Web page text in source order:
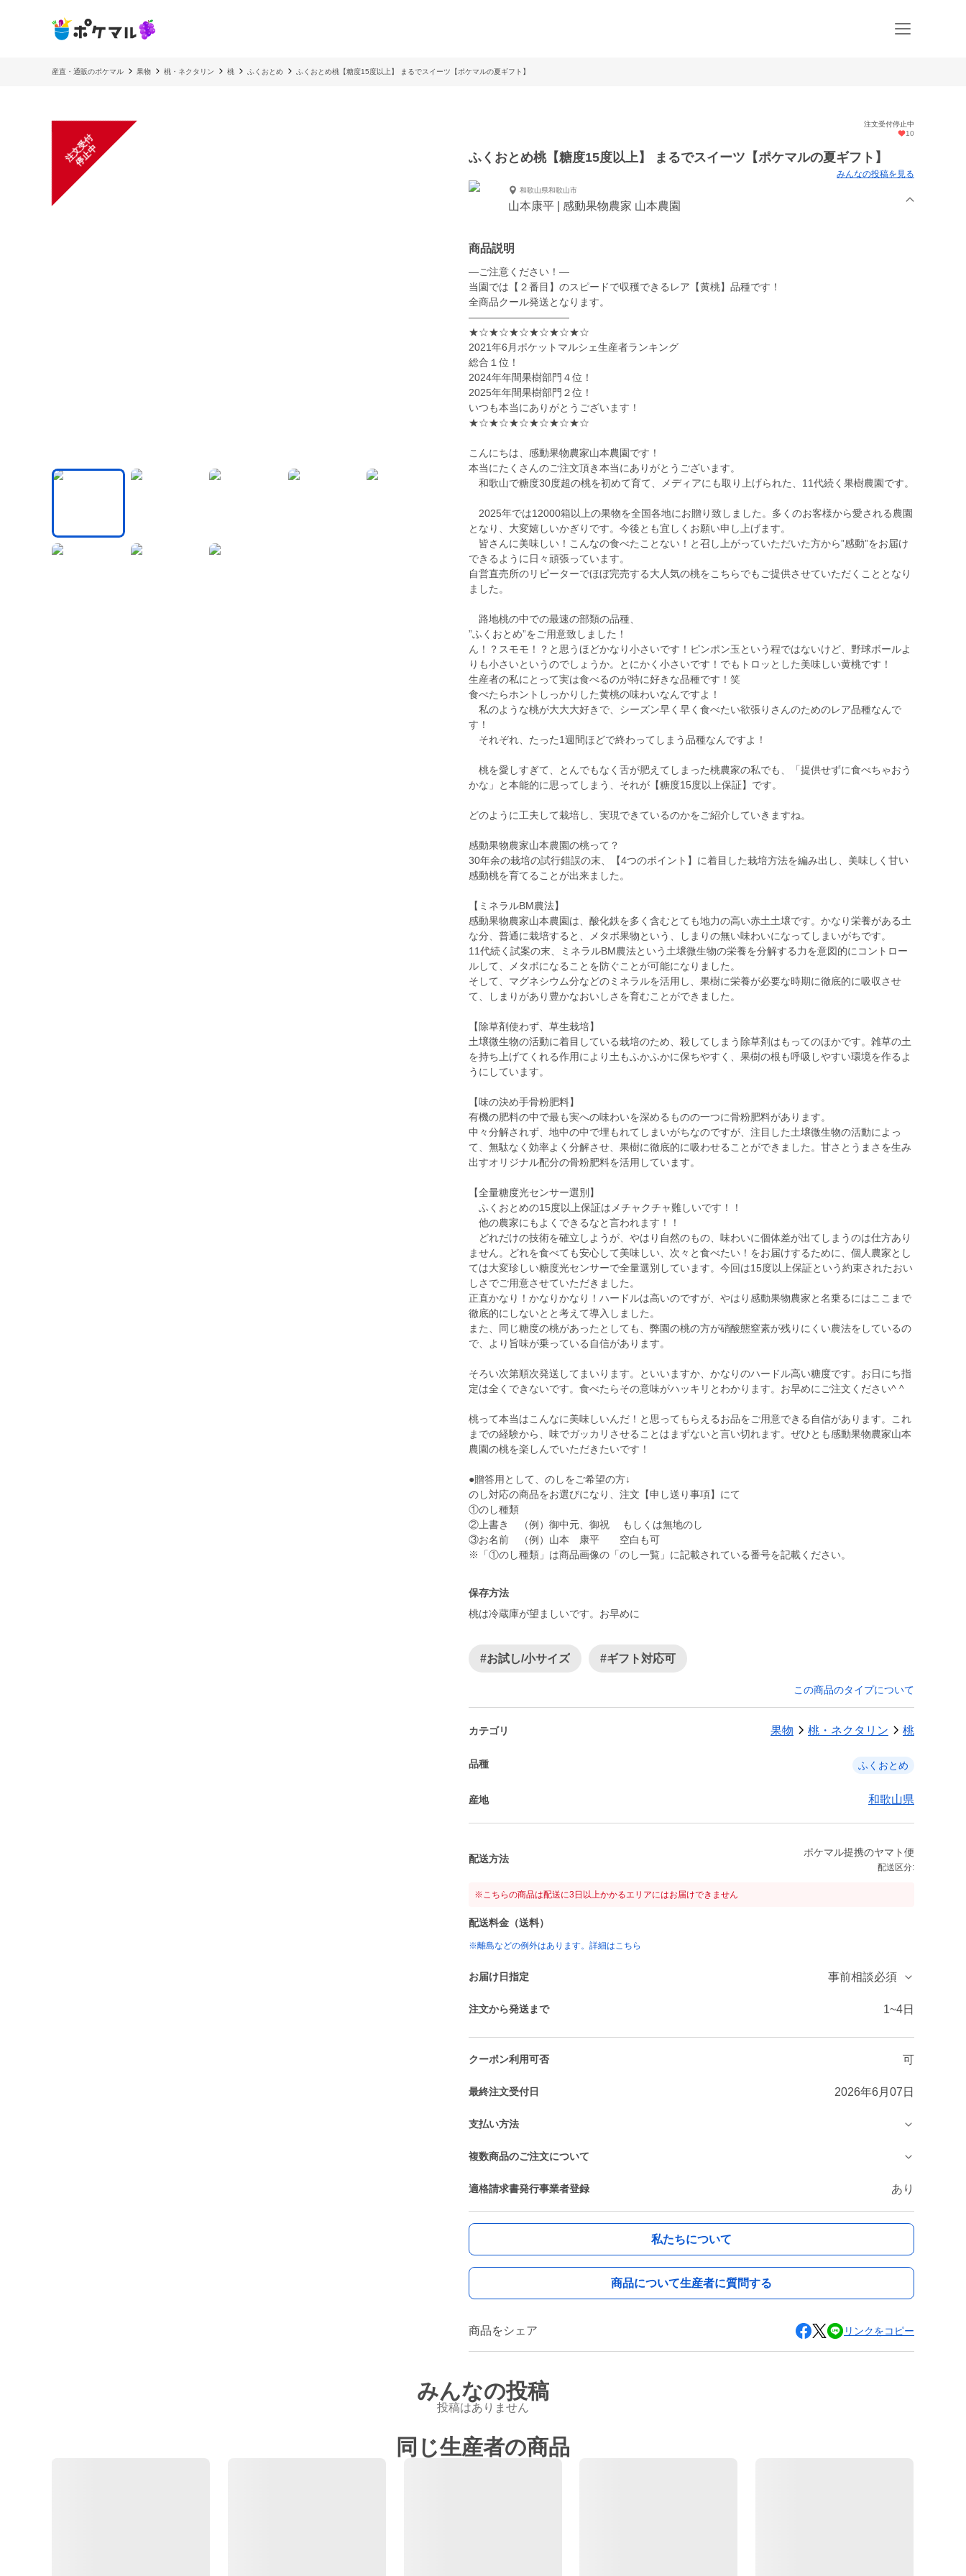
産直・通販のポケマル 果物 桃・ネクタリン 桃 ふくおとめ ふくおとめ桃【糖度15度以上】 まるでスイーツ【ポケマルの夏ギフト】
注
文
受
付
停
止
中
注文受付停止中
10
ふくおとめ桃【糖度15度以上】 まるでスイーツ【ポケマルの夏ギフト】
みんなの投稿を見る
和歌山県和歌山市
山本康平 | 感動果物農家 山本農園
商品説明
—ご注意ください！—
当園では【２番目】のスピードで収穫できるレア【黄桃】品種です！
全商品クール発送となります。
——————————
★☆★☆★☆★☆★☆★☆
2021年6月ポケットマルシェ生産者ランキング
総合１位！
2024年年間果樹部門４位！
2025年年間果樹部門２位！
いつも本当にありがとうございます！
★☆★☆★☆★☆★☆★☆
こんにちは、感動果物農家山本農園です！
本当にたくさんのご注文頂き本当にありがとうございます。
和歌山で糖度30度超の桃を初めて育て、メディアにも取り上げられた、11代続く果樹農園です。
2025年では12000箱以上の果物を全国各地にお贈り致しました。多くのお客様から愛される農園
となり、大変嬉しいかぎりです。今後とも宜しくお願い申し上げます。
皆さんに美味しい！こんなの食べたことない！と召し上がっていただいた方から”感動”をお届け
できるように日々頑張っています。
自営直売所のリピーターでほぼ完売する大人気の桃をこちらでもご提供させていただくこととなり
ました。
路地桃の中での最速の部類の品種、
”ふくおとめ”をご用意致しました！
ん！？スモモ！？と思うほどかなり小さいです！ピンポン玉という程ではないけど、野球ボールよ
りも小さいというのでしょうか。とにかく小さいです！でもトロッとした美味しい黄桃です！
生産者の私にとって実は食べるのが特に好きな品種です！笑
食べたらホントしっかりした黄桃の味わいなんですよ！
私のような桃が大大大好きで、シーズン早く早く食べたい欲張りさんのためのレア品種なんで
す！
それぞれ、たった1週間ほどで終わってしまう品種なんですよ！
桃を愛しすぎて、とんでもなく舌が肥えてしまった桃農家の私でも、「提供せずに食べちゃおう
かな」と本能的に思ってしまう、それが【糖度15度以上保証】です。
どのように工夫して栽培し、実現できているのかをご紹介していきますね。
感動果物農家山本農園の桃って？
30年余の栽培の試行錯誤の末、【4つのポイント】に着目した栽培方法を編み出し、美味しく甘い
感動桃を育てることが出来ました。
【ミネラルBM農法】
感動果物農家山本農園は、酸化鉄を多く含むとても地力の高い赤土土壌です。かなり栄養がある土
な分、普通に栽培すると、メタボ果物という、しまりの無い味わいになってしまいがちです。
11代続く試案の末、ミネラルBM農法という土壌微生物の栄養を分解する力を意図的にコントロー
ルして、メタボになることを防ぐことが可能になりました。
そして、マグネシウム分などのミネラルを活用し、果樹に栄養が必要な時期に徹底的に吸収させ
て、しまりがあり豊かなおいしさを育むことができました。
【除草剤使わず、草生栽培】
土壌微生物の活動に着目している栽培のため、殺してしまう除草剤はもってのほかです。雑草の土
を持ち上げてくれる作用により土もふかふかに保ちやすく、果樹の根も呼吸しやすい環境を作るよ
うにしています。
【味の決め手骨粉肥料】
有機の肥料の中で最も実への味わいを深めるものの一つに骨粉肥料があります。
中々分解されず、地中の中で埋もれてしまいがちなのですが、注目した土壌微生物の活動によっ
て、無駄なく効率よく分解させ、果樹に徹底的に吸わせることができました。甘さとうまさを生み
出すオリジナル配分の骨粉肥料を活用しています。
【全量糖度光センサー選別】
ふくおとめの15度以上保証はメチャクチャ難しいです！！
他の農家にもよくできるなと言われます！！
どれだけの技術を確立しようが、やはり自然のもの、味わいに個体差が出てしまうのは仕方あり
ません。どれを食べても安心して美味しい、次々と食べたい！をお届けするために、個人農家とし
ては大変珍しい糖度光センサーで全量選別しています。今回は15度以上保証という約束されたおい
しさでご用意させていただきました。
正直かなり！かなりかなり！ハードルは高いのですが、やはり感動果物農家と名乗るにはここまで
徹底的にしないとと考えて導入しました。
また、同じ糖度の桃があったとしても、弊園の桃の方が硝酸態窒素が残りにくい農法をしているの
で、より旨味が乗っている自信があります。
そろい次第順次発送してまいります。といいますか、かなりのハードル高い糖度です。お日にち指
定は全くできないです。食べたらその意味がハッキリとわかります。お早めにご注文ください^ ^
桃って本当はこんなに美味しいんだ！と思ってもらえるお品をご用意できる自信があります。これ
までの経験から、味でガッカリさせることはまずないと言い切れます。ぜひとも感動果物農家山本
農園の桃を楽しんでいただきたいです！
●贈答用として、のしをご希望の方↓
のし対応の商品をお選びになり、注文【申し送り事項】にて
①のし種類
②上書き （例）御中元、御祝 もしくは無地のし
③お名前 （例）山本 康平 空白も可
※「①のし種類」は商品画像の「のし一覧」に記載されている番号を記載ください。
保存方法
桃は冷蔵庫が望ましいです。お早めに
#お試し/小サイズ #ギフト対応可
この商品のタイプについて
カテゴリ 果物 桃・ネクタリン 桃
品種 ふくおとめ
産地 和歌山県
配送方法
ポケマル提携のヤマト便
配送区分:
※こちらの商品は配送に3日以上かかるエリアにはお届けできません
配送料金（送料）
※離島などの例外はあります。詳細はこちら
お届け日指定 事前相談必須
注文から発送まで 1~4日
クーポン利用可否 可
最終注文受付日 2026年6月07日
支払い方法
複数商品のご注文について
適格請求書発行事業者登録 あり
私たちについて
商品について生産者に質問する
商品をシェア リンクをコピー
みんなの投稿
投稿はありません
同じ生産者の商品